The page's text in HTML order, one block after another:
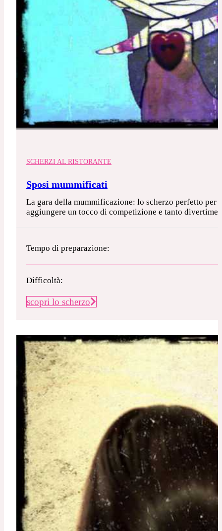
SCHERZI AL RISTORANTE
Sposi mummificati
La gara della mummificazione: lo scherzo perfetto per
aggiungere un tocco di competizione e tanto
Tempo di preparazione:
Difficoltà:
scopri lo scherzo